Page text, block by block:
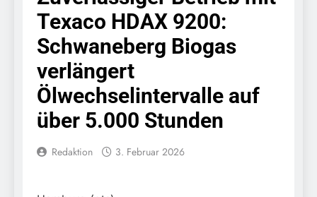
festgenommen als die
Reise nach Ungarn
beendet / Bundespolizei
nimmt einen gesuchten
Ungarn mit
Auslieferungshaftbefehl
fest
6. August 2026
Bundespolizeidirektion
München: Ausgesetzte
Katze am Bahnhof
Fundtier
6. August 2026
HZA-R: Zoll deckt auf:
Schrotthändler
erschleicht rund 45.000
Euro Sozialleistungen
Ermittlungen der
Schwarzarbeit führen zu
6. August 2026
Bundespolizeidirektion
München: Europaweit
gesuchtes Mitglied einer
kriminellen Vereinigung
6. August 2026
Texaco HDAX 9200:
Schwaneberg Biogas
verlängert
Ölwechselintervalle auf
über 5.000 Stunden
Redaktion 3. Februar 2026